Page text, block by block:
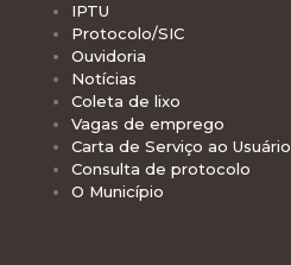
IPTU
Protocolo/SIC
Ouvidoria
Notícias
Coleta de lixo
Vagas de emprego
Carta de Serviço ao Usuário
Consulta de protocolo
O Município